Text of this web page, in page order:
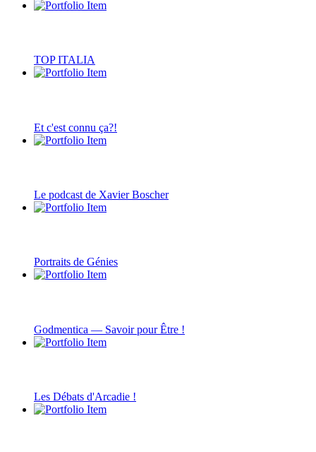
TOP ITALIA
Et c'est connu ça?!
Le podcast de Xavier Boscher
Portraits de Génies
Godmentica — Savoir pour Être !
Les Débats d'Arcadie !